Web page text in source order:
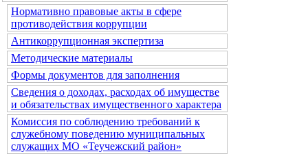
Нормативно правовые акты в сфере
противодействия коррупции
Антикоррупционная экспертиза
Методические материалы
Формы документов для заполнения
Сведения о доходах, расходах об имуществе
и обязательствах имущественного характера
Комиссия по соблюдению требований к
служебному поведению муниципальных
служащих МО «Теучежский район»